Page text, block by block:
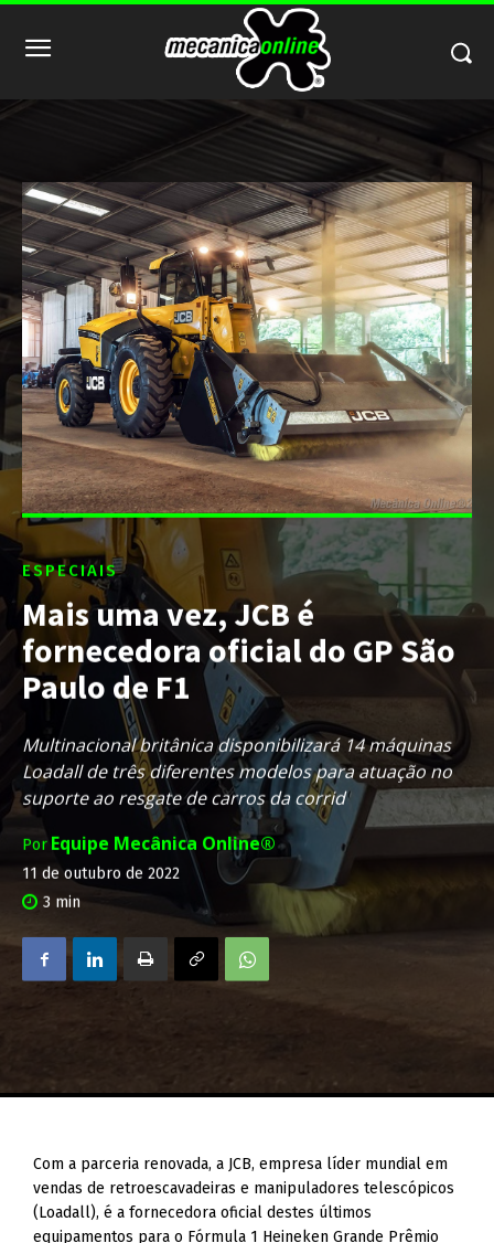
ESPECIAIS
Mais uma vez, JCB é
fornecedora oficial do GP São
Paulo de F1
Multinacional britânica disponibilizará 14 máquinas
Loadall de três diferentes modelos para atuação no
suporte ao resgate de carros da corrid
Por Equipe Mecânica Online®
11 de outubro de 2022
3 min
Com a parceria renovada, a JCB, empresa líder mundial em
vendas de retroescavadeiras e manipuladores telescópicos
(Loadall), é a fornecedora oficial destes últimos
equipamentos para o Fórmula 1 Heineken Grande Prêmio